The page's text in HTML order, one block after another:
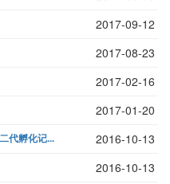
2017-09-12
2017-08-23
2017-02-16
2017-01-20
代孵化记... 2016-10-13
2016-10-13